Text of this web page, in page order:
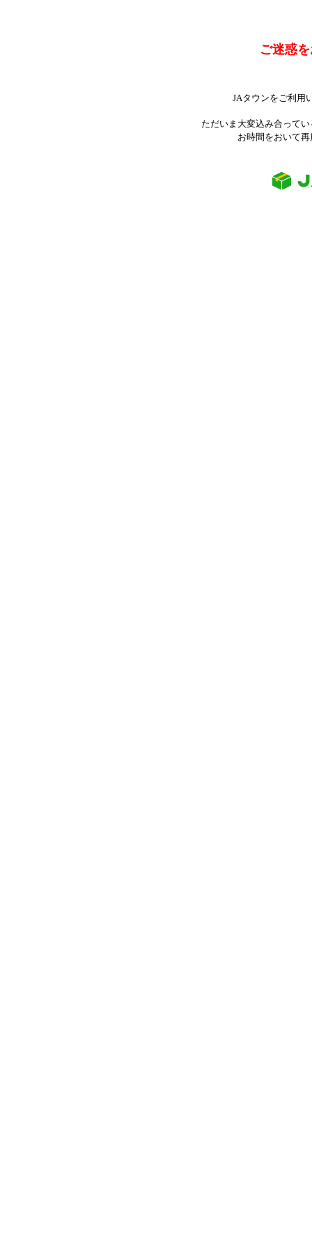
ご迷惑
JAタウンをご利用
ただいま大変込み合って
お時間をおいて